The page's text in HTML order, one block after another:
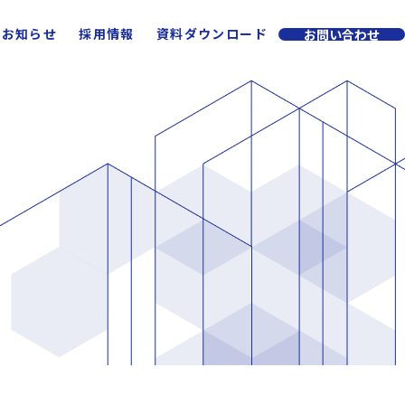
お知らせ 採用情報 資料ダウンロード お問い合わせ